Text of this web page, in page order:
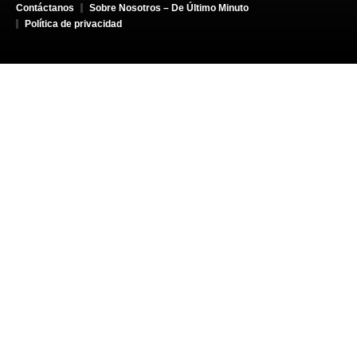
Contáctanos
Sobre Nosotros – De Último Minuto
Política de privacidad